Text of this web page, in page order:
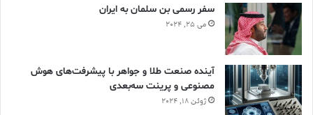
سفر رسمی بن سلمان به ایران
می 25, 2024
آینده صنعت طلا و جواهر با پیشرفت‌های هوش
مصنوعی و پرینت سه‌بعدی
ژوئن 18, 2024